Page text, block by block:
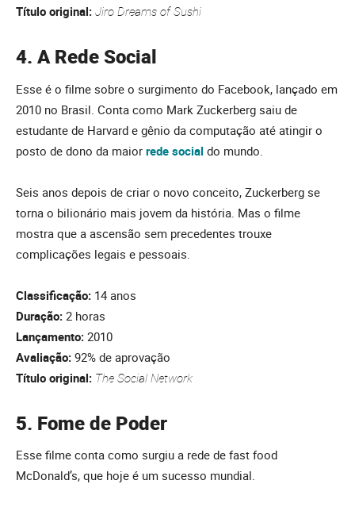
Título original: Jiro Dreams of Sushi
4. A Rede Social
Esse é o filme sobre o surgimento do Facebook, lançado em
2010 no Brasil. Conta como Mark Zuckerberg saiu de
estudante de Harvard e gênio da computação até atingir o
posto de dono da maior rede social do mundo.
Seis anos depois de criar o novo conceito, Zuckerberg se
torna o bilionário mais jovem da história. Mas o filme
mostra que a ascensão sem precedentes trouxe
complicações legais e pessoais.
Classificação: 14 anos
Duração: 2 horas
Lançamento: 2010
Avaliação: 92% de aprovação
Título original: The Social Network
5. Fome de Poder
Esse filme conta como surgiu a rede de fast food
McDonald’s, que hoje é um sucesso mundial.